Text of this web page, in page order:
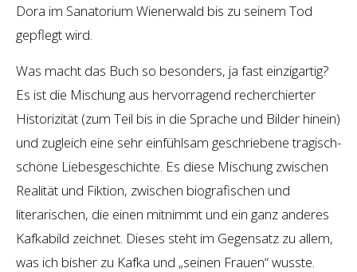
Dora im Sanatorium Wienerwald bis zu seinem Tod
gepflegt wird.
Was macht das Buch so besonders, ja fast einzigartig?
Es ist die Mischung aus hervorragend recherchierter
Historizität (zum Teil bis in die Sprache und Bilder hinein)
und zugleich eine sehr einfühlsam geschriebene tragisch-
schöne Liebesgeschichte. Es diese Mischung zwischen
Realität und Fiktion, zwischen biografischen und
literarischen, die einen mitnimmt und ein ganz anderes
Kafkabild zeichnet. Dieses steht im Gegensatz zu allem,
was ich bisher zu Kafka und „seinen Frauen“ wusste.